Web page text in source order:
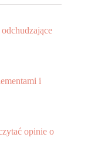
i
opinie o